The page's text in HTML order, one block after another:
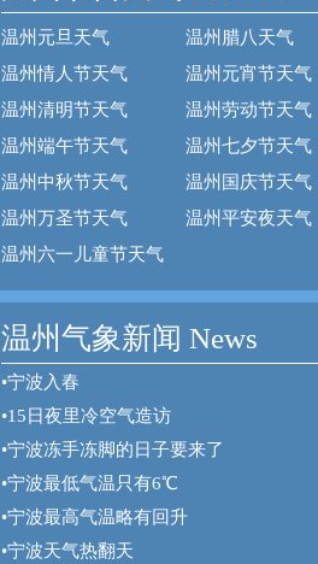
温州元旦天气
温州腊八天气
温州情人节天气
温州元宵节天气
温州清明节天气
温州劳动节天气
温州端午节天气
温州七夕节天气
温州中秋节天气
温州国庆节天气
温州万圣节天气
温州平安夜天气
温州六一儿童节天气
温州气象新闻 News
•宁波入春
•15日夜里冷空气造访
•宁波冻手冻脚的日子要来了
•宁波最低气温只有6℃
•宁波最高气温略有回升
•宁波天气热翻天